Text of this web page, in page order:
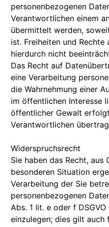
personenbezogenen
Verantwortlichen einem
übermittelt werden,
ist. Freiheiten und
hierdurch nicht
Das Recht auf
eine Verarbeitung
die Wahrnehmung einer
im öffentlichen Interesse
öffentlicher Gewalt
Verantwortlichen
Widerspruchsrecht
Sie haben das Recht, aus
besonderen Situation
Verarbeitung der Sie
personenbezogenen
Abs. 1 lit. e oder f
einzulegen; dies gilt auch